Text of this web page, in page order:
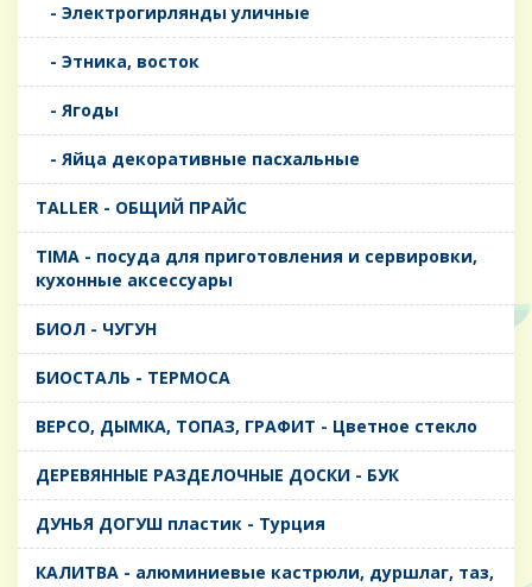
- Электрогирлянды уличные
- Этника, восток
- Ягоды
- Яйца декоративные пасхальные
TALLER - ОБЩИЙ ПРАЙС
TIMA - посуда для приготовления и сервировки,
кухонные аксессуары
БИОЛ - ЧУГУН
БИОСТАЛЬ - ТЕРМОСА
ВЕРСО, ДЫМКА, ТОПАЗ, ГРАФИТ - Цветное стекло
ДЕРЕВЯННЫЕ РАЗДЕЛОЧНЫЕ ДОСКИ - БУК
ДУНЬЯ ДОГУШ пластик - Турция
КАЛИТВА - алюминиевые кастрюли, дуршлаг, таз,